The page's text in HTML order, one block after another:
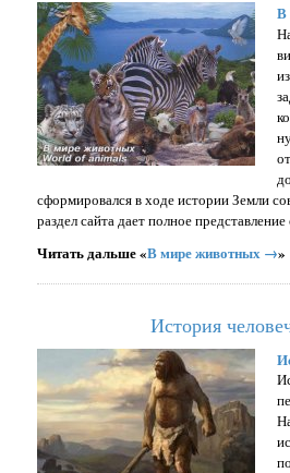
В
сформировался в ходе истории Земли
раздел сайта дает полное
Читать дальше «В мире животных →»
История